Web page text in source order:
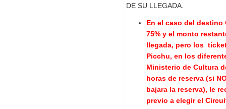
DE SU LLEGADA.
En el caso del destino
75% y el monto
llegada, pero los
Picchu, en los
Ministerio de Cultura
horas de reserva (si
bajara la reserva), le
previo a elegir el